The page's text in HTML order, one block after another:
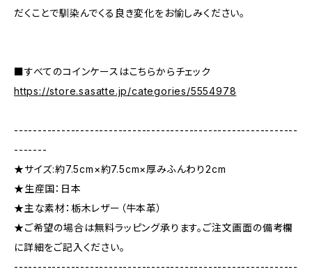
だくことで馴染んでくる良き変化をお愉しみください。
■すべてのコインケースはこちらからチェック
https://store.sasatte.jp/categories/5554978
------------------------------------------------------------
-------
★サイズ:約7.5cm×約7.5cm×厚みふんわり2cm
★生産国：日本
★主な素材：栃木レザー（牛本革）
★ご希望の場合は無料ラッピング承ります。ご注文画面の備考欄
に詳細をご記入ください。
------------------------------------------------------------